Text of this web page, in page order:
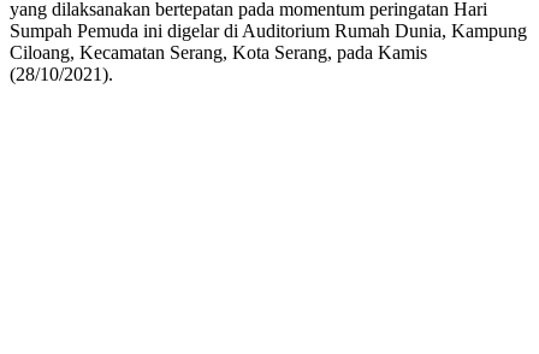
yang dilaksanakan bertepatan pada momentum peringatan Hari
Sumpah Pemuda ini digelar di Auditorium Rumah Dunia, Kampung
Ciloang, Kecamatan Serang, Kota Serang, pada Kamis
(28/10/2021).